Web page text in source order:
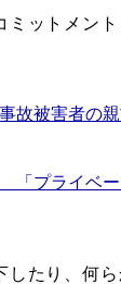
ットメント
故被害者の
「プライベ
たり、何